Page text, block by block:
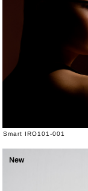
Smart IRO101-001
New